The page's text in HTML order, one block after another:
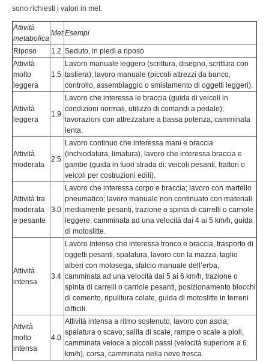
sono richiesti i valori in met.
Attività
metabolica
Met Esempi
Riposo 1.2 Seduto, in piedi a riposo
Attività
molto
leggera
1.5
Lavoro manuale leggero (scrittura, disegno, scrittura con
tastiera); lavoro manuale (piccoli attrezzi da banco,
controllo, assemblaggio o smistamento di oggetti leggeri).
Attività
leggera
1.9
Lavoro che interessa le braccia (guida di veicoli in
condizioni normali, utilizzo di comandi a pedale);
lavorazioni con attrezzature a bassa potenza; camminata
lenta.
Attività
moderata
2.5
Lavoro continuo che interessa mani e braccia
(inchiodatura, limatura), lavoro che interessa braccia e
gambe (guida in fuori strada di: veicoli pesanti, trattori o
veicoli per costruzioni edili).
Attività tra
moderata
e pesante
3.0
Lavoro che interessa corpo e braccia; lavoro con martello
pneumatico; lavoro manuale non continuato con materiali
mediamente pesanti, trazione o spinta di carrelli o carriole
leggere, camminata ad una velocità dai 4 ai 5 km/h, guida
di motoslitte.
Attività
intensa
3.4
Lavoro intenso che interessa tronco e braccia, trasporto di
oggetti pesanti, spalatura, lavoro con la mazza, taglio
alberi con motosega, sfalcio manuale dell’erba,
camminata ad una velocità dai 5 ai 6 km/h, trazione o
spinta di carrelli o carriole pesanti, posizionamento blocchi
di cemento, ripulitura colate, guida di motoslitte in terreni
difficili.
Attvità
molto
intensa
4.0
Attività intensa a ritmo sostenuto; lavoro con ascia;
spalatura o scavo; salita di scale, rampe o scale a pioli,
camminata veloce a piccoli passi (velocità superiore a 6
km/h), corsa, camminata nella neve fresca.